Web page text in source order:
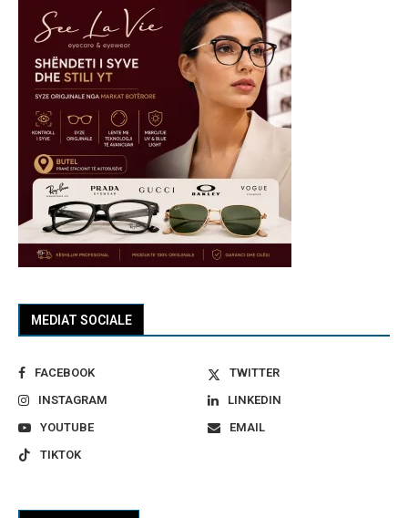
MEDIAT SOCIALE
FACEBOOK
TWITTER
INSTAGRAM
LINKEDIN
YOUTUBE
EMAIL
TIKTOK